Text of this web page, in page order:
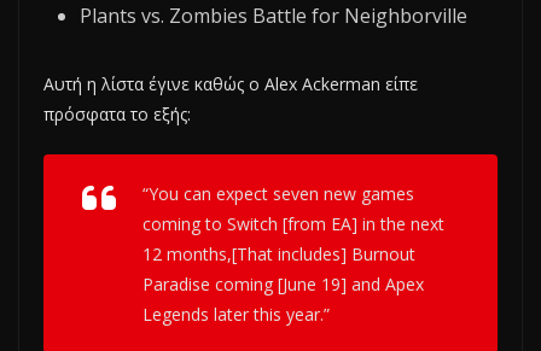
Plants vs. Zombies Battle for Neighborville
Αυτή η λίστα έγινε καθώς ο Alex Ackerman είπε
πρόσφατα το εξής:
“You can expect seven new games
coming to Switch [from EA] in the next
12 months,[That includes] Burnout
Paradise coming [June 19] and Apex
Legends later this year.”